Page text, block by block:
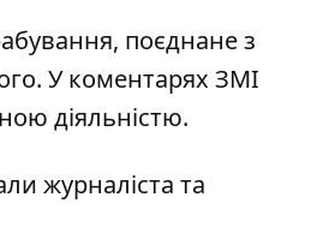
поєднане з
У коментарях ЗМІ
діяльністю.
журналіста та